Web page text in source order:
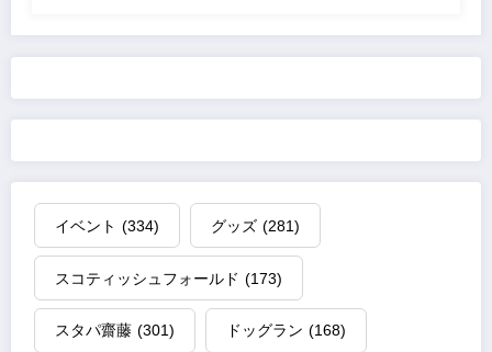
イベント (334) グッズ (281)
スコティッシュフォールド (173)
スタパ齋藤 (301) ドッグラン (168)